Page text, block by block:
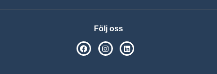
Följ oss
SPSM på Facebook
SPSM på Instagram